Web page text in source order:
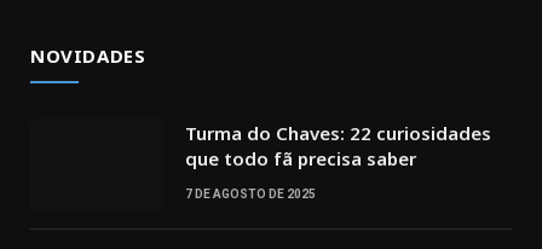
NOVIDADES
Turma do Chaves: 22 curiosidades
que todo fã precisa saber
7 DE AGOSTO DE 2025